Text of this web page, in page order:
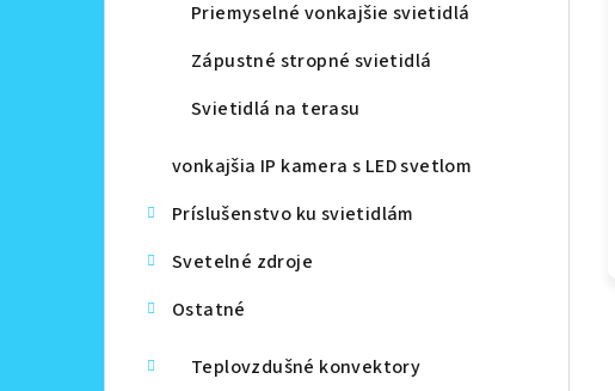
Priemyselné vonkajšie svietidlá
Zápustné stropné svietidlá
Svietidlá na terasu
vonkajšia IP kamera s LED svetlom
Príslušenstvo ku svietidlám
Svetelné zdroje
Ostatné
Teplovzdušné konvektory